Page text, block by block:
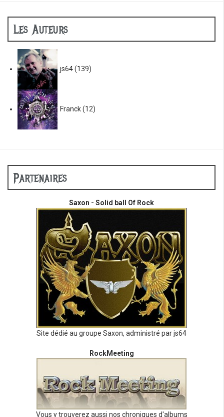
Les Auteurs
js64(139)
Franck(12)
Partenaires
Saxon - Solid ball Of Rock
Site dédié au groupe Saxon, administré par js64
RockMeeting
Vous y trouverez aussi nos chroniques d'albums